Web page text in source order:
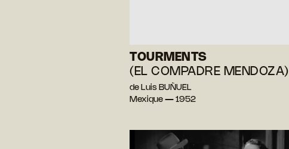
TOURMENTS
(EL COMPADRE MENDOZA)
de Luis BUÑUEL
Mexique — 1952